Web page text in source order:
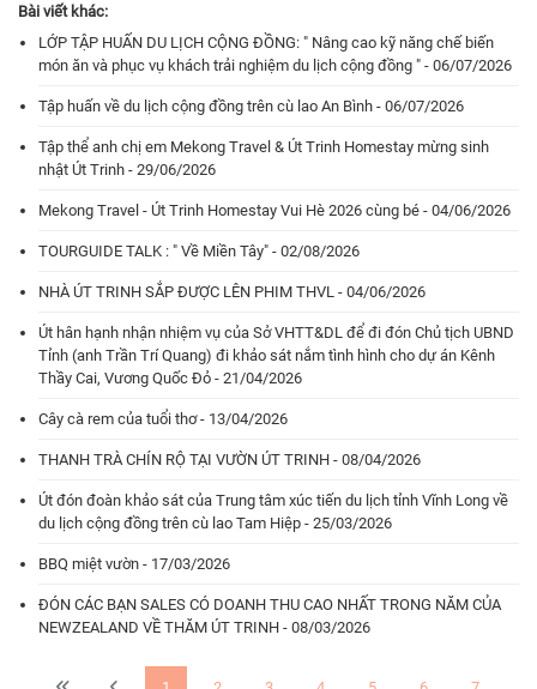
Bài viết khác:
LỚP TẬP HUẤN DU LỊCH CỘNG ĐỒNG: " Nâng cao kỹ năng chế biến
món ăn và phục vụ khách trải nghiệm du lịch cộng đồng " - 06/07/2026
Tập huấn về du lịch cộng đồng trên cù lao An Bình - 06/07/2026
Tập thể anh chị em Mekong Travel & Út Trinh Homestay mừng sinh
nhật Út Trinh - 29/06/2026
Mekong Travel - Út Trinh Homestay Vui Hè 2026 cùng bé - 04/06/2026
TOURGUIDE TALK : " Về Miền Tây" - 02/08/2026
NHÀ ÚT TRINH SẮP ĐƯỢC LÊN PHIM THVL - 04/06/2026
Út hân hạnh nhận nhiệm vụ của Sở VHTT&DL để đi đón Chủ tịch UBND
Tỉnh (anh Trần Trí Quang) đi khảo sát nắm tình hình cho dự án Kênh
Thầy Cai, Vương Quốc Đỏ - 21/04/2026
Cây cà rem của tuổi thơ - 13/04/2026
THANH TRÀ CHÍN RỘ TẠI VƯỜN ÚT TRINH - 08/04/2026
Út đón đoàn khảo sát của Trung tâm xúc tiến du lịch tỉnh Vĩnh Long về
du lịch cộng đồng trên cù lao Tam Hiệp - 25/03/2026
BBQ miệt vườn - 17/03/2026
ĐÓN CÁC BẠN SALES CÓ DOANH THU CAO NHẤT TRONG NĂM CỦA
NEWZEALAND VỀ THĂM ÚT TRINH - 08/03/2026